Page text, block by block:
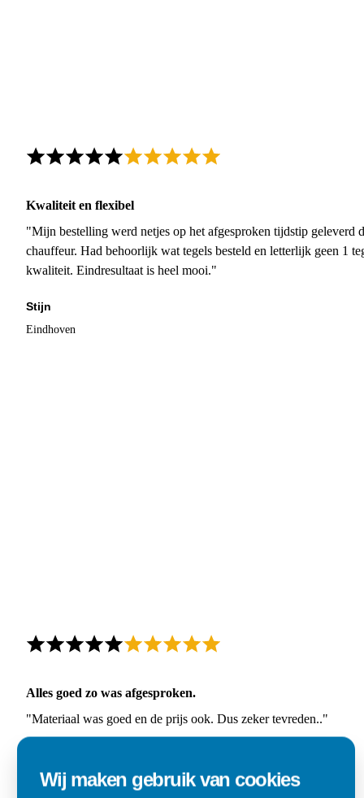
Kwaliteit en flexibel
"Mijn bestelling werd netjes op het afgesproken tijdstip geleverd
chauffeur. Had behoorlijk wat tegels besteld en letterlijk geen 1
kwaliteit. Eindresultaat is heel mooi."
Stijn
Eindhoven
Alles goed zo was afgesproken.
"Materiaal was goed en de prijs ook. Dus zeker tevreden.."
Den Dungen
Wij maken gebruik van cookies